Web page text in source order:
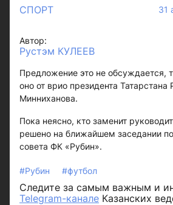
СПОРТ 31
Автор:
Рустэм КУЛЕЕВ
Предложение это не обсуждается,
оно от врио президента Татарстана
Минниханова.
Пока неясно, кто заменит
решено на ближайшем заседании
совета ФК «Рубин».
#Рубин #футбол
Следите за самым важным и
Telegram-канале Казанских